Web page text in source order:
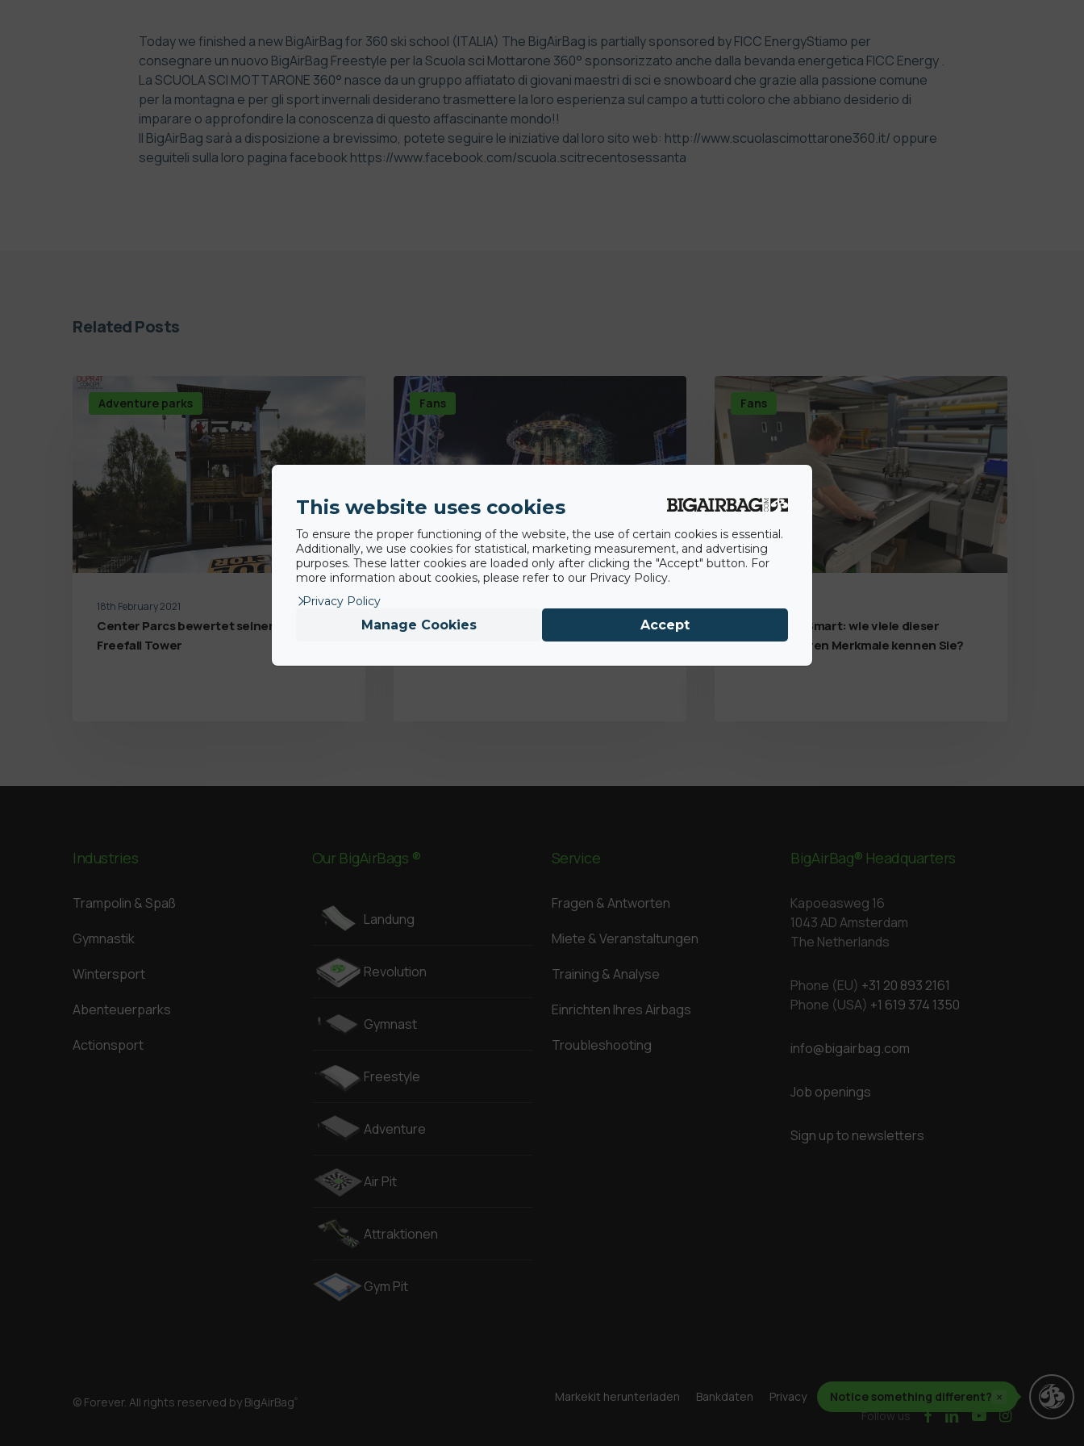
Notice something different? ×
Today we finished a new BigAirBag for 360 ski school (ITALIA) The BigAirBag is partially sponsored by FICC EnergyStiamo per
consegnare un nuovo BigAirBag Freestyle per la Scuola sci Mottarone 360° sponsorizzato anche dalla bevanda energetica FICC Energy .
La SCUOLA SCI MOTTARONE 360° nasce da un gruppo affiatato di giovani maestri di sci e snowboard che grazie alla passione comune
per la montagna e per gli sport invernali desiderano trasmettere la loro esperienza sul campo a tutti coloro che abbiano desiderio di
imparare o approfondire la conoscenza di questo affascinante mondo!!
Il BigAirBag sarà a disposizione a brevissimo, potete seguire le iniziative dal loro sito web: http://www.scuolascimottarone360.it/ oppure
seguiteli sulla loro pagina facebookhttps://www.facebook.com/scuola.scitrecentosessanta
Related Posts
Adventure parks
18th February 2021
Center Parcs bewertet seinen BigAirBag
Freefall Tower
Fans
Ninja Warrior Germany: BigAirBag ist Teil
Fans
18th June 2020
BigAirBag® Smart: wie viele dieser
revolutionären Merkmale kennen Sie?
Industries
Trampolin & Spaß
Gymnastik
Wintersport
Abenteuerparks
Actionsport
Our BigAirBags ®
Landung
Revolution
Gymnast
Freestyle
Adventure
Air Pit
Attraktionen
Gym Pit
Service
Fragen & Antworten
Miete & Veranstaltungen
Training & Analyse
Einrichten Ihres Airbags
Troubleshooting
BigAirBag® Headquarters
Kapoeasweg 16
1043 AD Amsterdam
The Netherlands
Phone (EU) +31 20 893 2161
Phone (USA) +1 619 374 1350
info@bigairbag.com
Job openings
Sign up to newsletters
© Forever. All rights reserved by BigAirBag® Markekit herunterladen Bankdaten Privacy Cookies
Geschäftsbedingungen
Follow us
facebook
linkedinyoutubeinstagram
This website uses cookies
To ensure the proper functioning of the website, the use of certain cookies is essential.
Additionally, we use cookies for statistical, marketing measurement, and advertising
purposes. These latter cookies are loaded only after clicking the "Accept" button. For
more information about cookies, please refer to our Privacy Policy.
Privacy Policy
Manage Cookies Accept